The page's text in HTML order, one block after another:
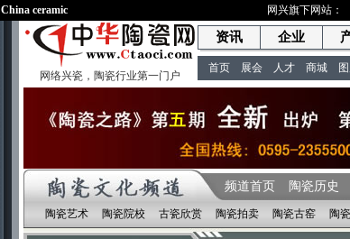
China ceramic 网兴旗下网站：
网络兴瓷，陶瓷行业第一门户
资讯 企业
首页 展会 人才 商城
频道首页 陶瓷历史
陶瓷艺术 陶瓷院校 古瓷欣赏 陶瓷拍卖 陶瓷古窑 陶